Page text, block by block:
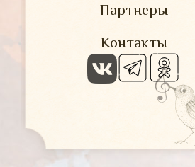
Партнеры
Контакты